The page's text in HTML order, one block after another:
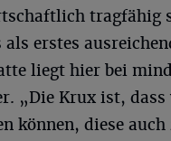
tragfähig
als erstes
liegt hier bei
„Die Krux ist,
können, diese